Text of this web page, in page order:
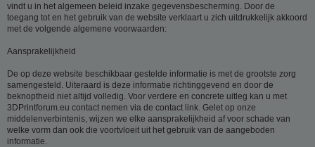
vindt u in het algemeen beleid inzake gegevensbescherming. Door de
toegang tot en het gebruik van de website verklaart u zich uitdrukkelijk akkoord
met de volgende algemene voorwaarden:
Aansprakelijkheid
De op deze website beschikbaar gestelde informatie is met de grootste zorg
samengesteld. Uiteraard is deze informatie richtinggevend en door de
beknoptheid niet altijd volledig. Voor verdere en concrete uitleg kan u met
3DPrintforum.eu contact nemen via de contact link. Gelet op onze
middelenverbintenis, wijzen we elke aansprakelijkheid af voor schade van
welke vorm dan ook die voortvloeit uit het gebruik van de aangeboden
informatie.